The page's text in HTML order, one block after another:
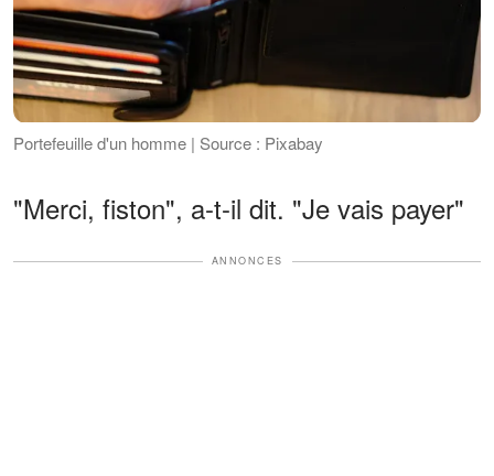
Portefeuille d'un homme | Source : Pixabay
"Merci, fiston", a-t-il dit. "Je vais payer"
ANNONCES